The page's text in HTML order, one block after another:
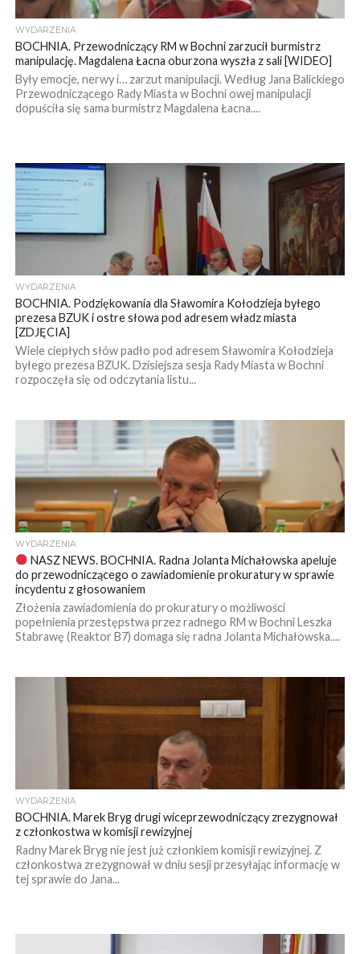
WYDARZENIA
BOCHNIA. Przewodniczący RM w Bochni zarzucił burmistrz
manipulację. Magdalena Łacna oburzona wyszła z sali [WIDEO]
Były emocje, nerwy i… zarzut manipulacji. Według Jana Balickiego
Przewodniczącego Rady Miasta w Bochni owej manipulacji
dopuściła się sama burmistrz Magdalena Łacna....
WYDARZENIA
BOCHNIA. Podziękowania dla Sławomira Kołodzieja byłego
prezesa BZUK i ostre słowa pod adresem władz miasta
[ZDJĘCIA]
Wiele ciepłych słów padło pod adresem Sławomira Kołodzieja
byłego prezesa BZUK. Dzisiejsza sesja Rady Miasta w Bochni
rozpoczęła się od odczytania listu...
WYDARZENIA
NASZ NEWS. BOCHNIA. Radna Jolanta Michałowska apeluje
do przewodniczącego o zawiadomienie prokuratury w sprawie
incydentu z głosowaniem
Złożenia zawiadomienia do prokuratury o możliwości
popełnienia przestępstwa przez radnego RM w Bochni Leszka
Stabrawę (Reaktor B7) domaga się radna Jolanta Michałowska....
WYDARZENIA
BOCHNIA. Marek Bryg drugi wiceprzewodniczący zrezygnował
z członkostwa w komisji rewizyjnej
Radny Marek Bryg nie jest już członkiem komisji rewizyjnej. Z
członkostwa zrezygnował w dniu sesji przesyłając informację w
tej sprawie do Jana...